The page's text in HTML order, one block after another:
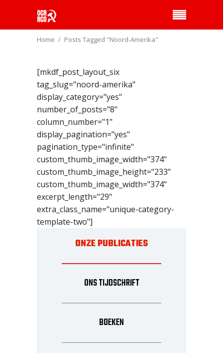
Home Posts Tagged "Noord-Amerika"
[mkdf_post_layout_six
tag_slug="noord-amerika"
display_category="yes"
number_of_posts="8"
column_number="1"
display_pagination="yes"
pagination_type="infinite"
custom_thumb_image_width="374"
custom_thumb_image_height="233"
custom_thumb_image_width="374"
excerpt_length="29"
extra_class_name="unique-category-
template-two"]
ONZE PUBLICATIES
ONS TIJDSCHRIFT
BOEKEN